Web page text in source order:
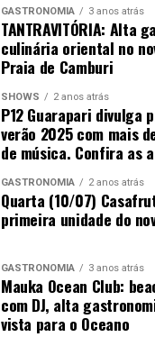
GASTRONOMIA 3 anos atrás
TANTRAVITÓRIA: Alta
culinária oriental no
Praia de Camburi
SHOWS 2 anos atrás
P12 Guarapari divulga
verão 2025 com mais
de música. Confira as
GASTRONOMIA 2 anos atrás
Quarta (10/07)
primeira unidade do
GASTRONOMIA 3 anos atrás
Mauka Ocean Club:
com DJ, alta
vista para o Oceano